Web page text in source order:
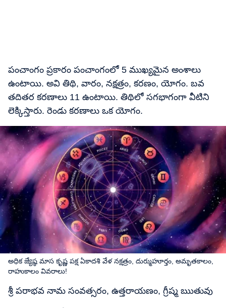
పంచాంగం ప్రకారం పంచాంగంలో 5 ముఖ్యమైన అంశాలు
ఉంటాయి. అవి తిథి, వారం, నక్షత్రం, కరణం, యోగం. బవ
తదితర కరణాలు 11 ఉంటాయి. తిథిలో సగభాగంగా వీటిని
లెక్కిస్తారు. రెండు కరణాలు ఒక యోగం.
అధిక జ్యేష్ఠ మాస కృష్ణ పక్ష ఏకాదశి వేళ నక్షత్రం, దుర్ముహూర్తం, అమృతకాలం,
రాహుకాలం వివరాలు!
శ్రీ పరాభవ నామ సంవత్సరం, ఉత్తరాయణం, గ్రీష్మ ఋతువు